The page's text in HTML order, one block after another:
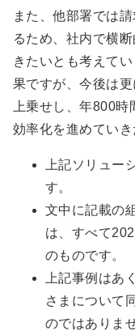
また、他部署では
るため、社内で横
きたいとも考えて
果ですが、今後は
上乗せし、年800
効率化を進めていき
上記ソリュー
す。
文中に記載の
は、すべて
のものです。
上記事例はあ
さまについて
のではありま